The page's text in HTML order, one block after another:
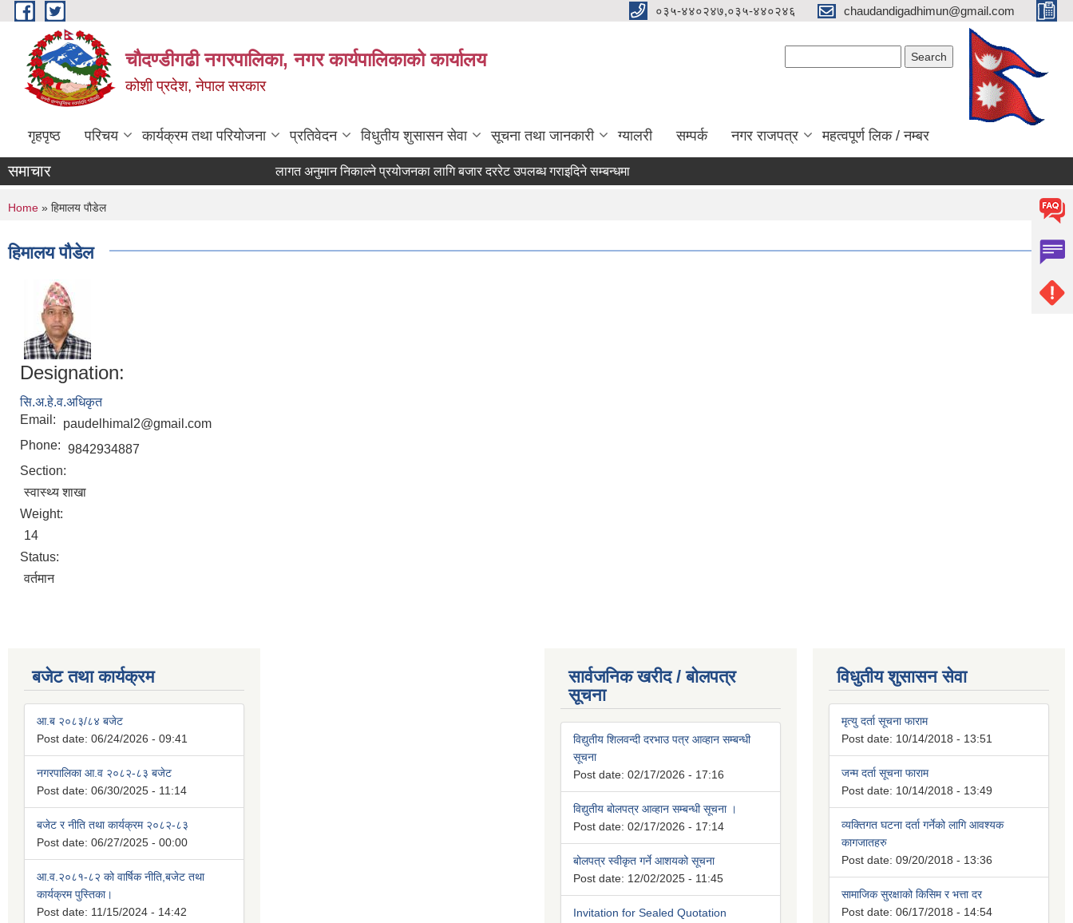
Skip to main content ०३५-४४०२४७,०३५-४४०२४६ chaudandigadhimun@gmail.com
चौदण्डीगढी नगरपालिका, नगर कार्यपालिकाको कार्यालय
कोशी प्रदेश, नेपाल सरकार
गृहपृष्ठ परिचय कार्यक्रम तथा परियोजना प्रतिवेदन विधुतीय शुसासन सेवा सूचना तथा जानकारी ग्यालरी सम्पर्क नगर राजपत्र महत्वपूर्ण लिक / नम्बर
समाचार लागत अनुमान निकाल्ने प्रयोजनका लागि बजार दररेट उपलब्ध गराइदिने सम्बन्धमा ।
खोपकर्ता (भ्याक्सिनेटर) आवश्यकता सम्वन्धी सूचना।
You are here
Home » हिमालय पौडेल
हिमालय पौडेल
Designation:
सि.अ.हे.व.अधिकृत
Email:
paudelhimal2@gmail.com
Phone: 9842934887
Section:
स्वास्थ्य शाखा
Weight:
14
Status:
वर्तमान
बजेट तथा कार्यक्रम
आ.ब २०८३/८४ बजेट
Post date: 06/24/2026 - 09:41
नगरपालिका आ.व २०८२-८३ बजेट
Post date: 06/30/2025 - 11:14
बजेट र नीति तथा कार्यक्रम २०८२-८३
Post date: 06/27/2025 - 00:00
आ.व.२०८१-८२ को वार्षिक नीति,बजेट तथा
कार्यक्रम पुस्तिका।
Post date: 11/15/2024 - 14:42
सार्वजनिक खरीद / बोलपत्र
सूचना
विद्युतीय शिलवन्दी दरभाउ पत्र आव्हान सम्बन्धी
सूचना
Post date: 02/17/2026 - 17:16
विद्युतीय बोलपत्र आव्हान सम्बन्धी सूचना ।
Post date: 02/17/2026 - 17:14
बोलपत्र स्वीकृत गर्ने आशयको सूचना
Post date: 12/02/2025 - 11:45
Invitation for Sealed Quotation
विधुतीय शुसासन सेवा
मृत्यु दर्ता सूचना फाराम
Post date: 10/14/2018 - 13:51
जन्म दर्ता सूचना फाराम
Post date: 10/14/2018 - 13:49
व्यक्तिगत घटना दर्ता गर्नेको लागि आवश्यक
कागजातहरु
Post date: 09/20/2018 - 13:36
सामाजिक सुरक्षाको किसिम र भत्ता दर
Post date: 06/17/2018 - 14:54